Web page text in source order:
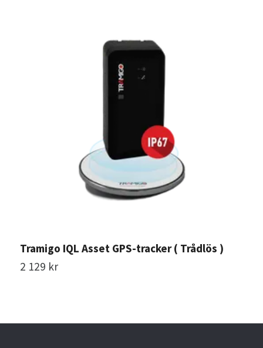
Tramigo IQL Asset GPS-tracker ( Trådlös )
2 129 kr